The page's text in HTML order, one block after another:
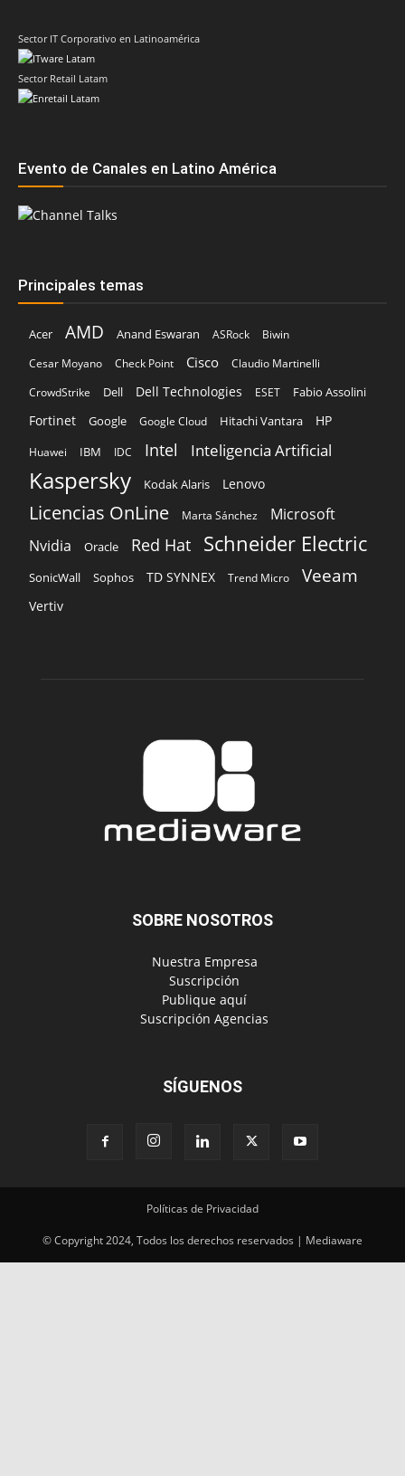
Sector IT Corporativo en Latinoamérica
Sector Retail Latam
Evento de Canales en Latino América
Principales temas
Acer AMD Anand Eswaran ASRock
Biwin
Cesar Moyano
Check Point Cisco
Claudio Martinelli
CrowdStrike
Dell Dell Technologies ESET Fabio Assolini
Fortinet Google Google Cloud Hitachi Vantara HP
Huawei IBM IDC Intel Inteligencia Artificial
Kaspersky Kodak Alaris Lenovo
Licencias OnLine Marta Sánchez
Microsoft
Nvidia
Oracle Red Hat Schneider Electric
SonicWall Sophos TD SYNNEX Trend Micro Veeam
Vertiv
SOBRE NOSOTROS
‎ Nuestra Empresa
‎ Suscripción
‎ Publique aquí
‎ Suscripción Agencias
SÍGUENOS
Políticas de Privacidad
© Copyright 2024, Todos los derechos reservados | Mediaware